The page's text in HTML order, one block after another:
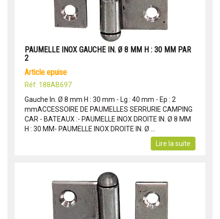
PAUMELLE INOX GAUCHE IN. Ø 8 MM H : 30 MM PAR
2
article epuise
Réf: 188AB697
Gauche In. Ø 8 mm H : 30 mm - Lg : 40 mm - Ep : 2
mmACCESSOIRE DE PAUMELLES SERRURIE CAMPING
CAR - BATEAUX :- PAUMELLE INOX DROITE IN. Ø 8 MM
H : 30 MM- PAUMELLE INOX DROITE IN. Ø ...
Lire la suite